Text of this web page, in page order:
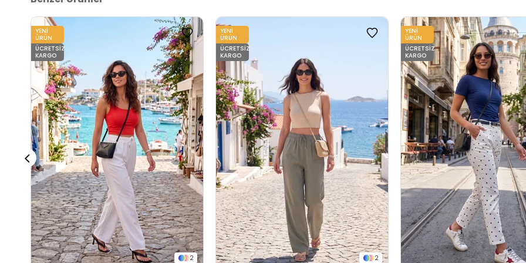
2
YENI
ÜRÜN
ÜCRETSIZ
KARGO
2
YENI
ÜRÜN
ÜCRETSIZ
KARGO
YENI
ÜRÜN
ÜCRETSIZ
KARGO